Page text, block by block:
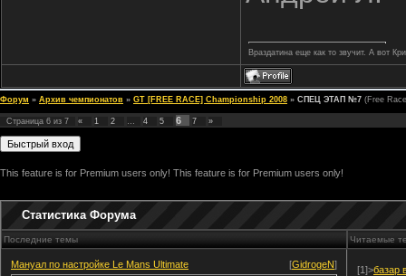
Враздатина еще как то звучит. А вот
Форум » Архив чемпионатов » GT [FREE RACE] Championship 2008 » СПЕЦ ЭТАП №7 (Free
Страница 6 из 7 « 1 2 … 4 5 6 7 »
This feature is for Premium users only! This feature is for Premium users only!
Статистика Форума
Последние темы Читаемые
Мануал по настройке Le Mans Ultimate [GidrogeN] [1]>базар